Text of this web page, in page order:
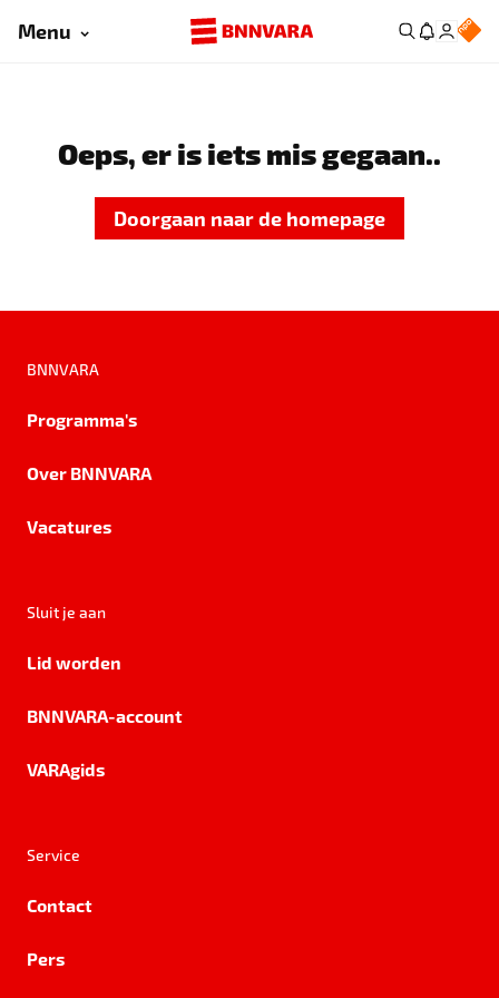
Menu
Oeps, er is iets mis gegaan..
Doorgaan naar de homepage
BNNVARA
Programma's
Over BNNVARA
Vacatures
Sluit je aan
Lid worden
BNNVARA-account
VARAgids
Service
Contact
Pers